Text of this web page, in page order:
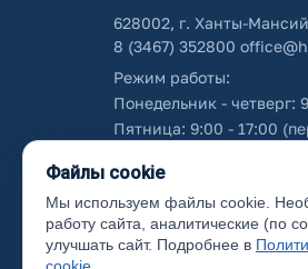
628002, г. Ханты-
8 (3467) 352800
Режим работы:
Понедельник - четверг:
Пятница: 9:00 - 17:00
Об использовании
Файлы cookie
Мы используем файлы cookie.
работу сайта, аналитические (по
улучшать сайт. Подробнее в